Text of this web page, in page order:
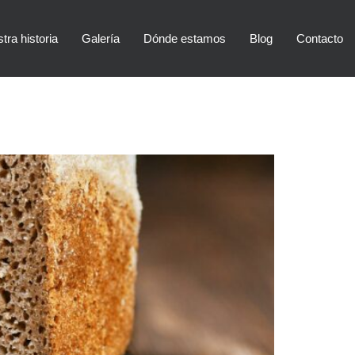
historia Galería Dónde estamos Blog Contacto